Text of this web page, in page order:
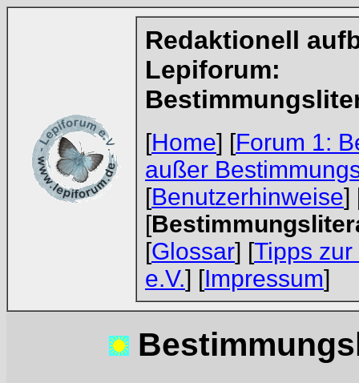
Redaktionell
Lepiforum:
[Home] [Forum 1:
außer
[Benutzerhinweise]
[
[Glossar] [Tipps
e.V.] [Impressum]